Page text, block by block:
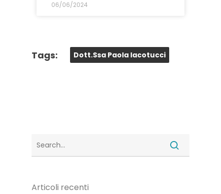
06/06/2024
Tags: Dott.ssa Paola Iacotucci
Articoli recenti